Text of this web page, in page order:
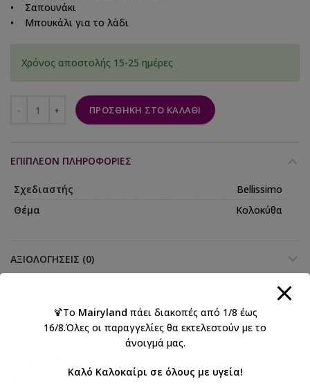
• Σαπουνάκι
• Μπουκάλι για το λάδι
Χρόνος αποστολής 15-25 ημέρες
ΠΡΟΣΘΉΚΗ ΣΤΟ ΚΑΛΆΘΙ
ΕΠΙΠΛΈΟΝ ΠΛΗΡΟΦΟΡΊΕΣ
Σχεδιαστής
Bellissimo
Θέμα
Κολοκύθα
ΑΞΙΟΛΟΓΉΣΕΙΣ (0)
ΑΠΟΣΤΟΛΉ & ΠΑΡΆΔΟΣΗ
Βάπτιση κορίτσι Βαπτιστικά
🍹Το Mairyland πάει διακοπές από 1/8 έως
16/8.Όλες οι παραγγελίες θα εκτελεστούν με το
άνοιγμά μας.
Καλό Καλοκαίρι σε όλους με υγεία!